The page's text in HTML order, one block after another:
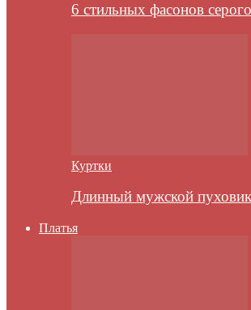
6 стильных фасонов
Куртки
Длинный мужской пуховик
Платья